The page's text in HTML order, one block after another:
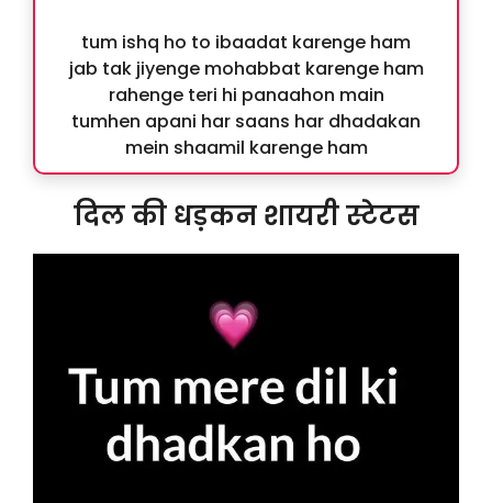
tum ishq ho to ibaadat karenge ham
jab tak jiyenge mohabbat karenge ham
rahenge teri hi panaahon main
tumhen apani har saans har dhadakan
mein shaamil karenge ham
दिल की धड़कन शायरी स्टेटस